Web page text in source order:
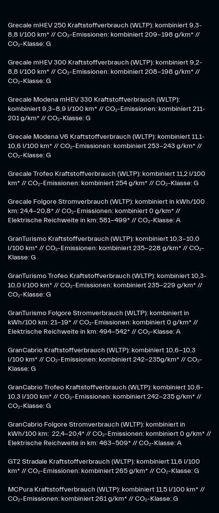
Grecale mHEV 250 Kraftstoffverbrauch (WLTP): kombiniert 9,3-
8,8 l/100 km* // CO₂-Emissionen: kombiniert 209-198 g/km* ​//
CO₂-Klasse: G
Grecale mHEV 300 Kraftstoffverbrauch (WLTP): kombiniert 9,2-
8,8 l/100 km* // CO₂-Emissionen: kombiniert 208-198 g/km* //
CO₂-Klasse: G
Grecale Modena mHEV 330 Kraftstoffverbrauch (WLTP):
kombiniert 9,3-8,9 l/100 km* // CO₂-Emissionen: kombiniert 211-
201 g/km* // CO₂-Klasse: G
Grecale Modena V6 Kraftstoffverbrauch (WLTP): kombiniert 11,1-
10,6 l/100 km* // CO₂-Emissionen: kombiniert 253-243 g/km* //
CO₂-Klasse: G
Grecale Trofeo Kraftstoffverbrauch (WLTP): kombiniert 11,2 l/100
km* // CO₂-Emissionen: kombiniert 254 g/km* // CO₂-Klasse: G
Grecale Folgore Stromverbrauch (WLTP): kombiniert in kWh/100
km: 24,4-20,8* // CO₂-Emissionen: kombiniert 0 g/km* //
Elektrische Reichweite in km: 581-499* // CO₂-Klasse: A
GranTurismo Kraftstoffverbrauch (WLTP): kombiniert 10,3-10,0
l/100 km* // CO₂-Emissionen: kombiniert 235-228 g/km* // CO₂-
Klasse: G
GranTurismo Trofeo Kraftstoffverbrauch (WLTP): kombiniert 10,3-
10,0 l/100 km* // CO₂-Emissionen: kombiniert 235-229 g/km* //
CO₂-Klasse: G
GranTurismo Folgore Stromverbrauch (WLTP): kombiniert in
kWh/100 km: 21-19* // CO₂-Emissionen: kombiniert 0 g/km* //
Elektrische Reichweite in km: 494-542* // CO₂-Klasse: A
GranCabrio Kraftstoffverbrauch (WLTP): kombiniert 10,6-10,3
l/100 km* // CO₂-Emissionen: kombiniert 242-235g/km* // CO₂-
Klasse: G
GranCabrio Trofeo Kraftstoffverbrauch (WLTP): kombiniert 10,6-
10,3 l/100 km* // CO₂-Emissionen: kombiniert 242-235 g/km* //
CO₂-Klasse: G
GranCabrio Folgore Stromverbrauch (WLTP): kombiniert in
kWh/100 km: 22,4-20,4* // CO₂-Emissionen: kombiniert 0 g/km* //
Elektrische Reichweite in km: 463-509* // CO₂-Klasse: A
GT2 Stradale Kraftstoffverbrauch (WLTP): kombiniert 11,6 l/100
km* // CO₂-Emissionen: kombiniert 265 g/km* // CO₂-Klasse: G
MCPura Kraftstoffverbrauch (WLTP): kombiniert 11,5 l/100 km* //
CO₂-Emissionen: kombiniert 261 g/km* // CO₂-Klasse: G